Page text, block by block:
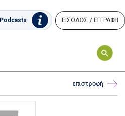
Podcasts ΕΙΣΟΔΟΣ / ΕΓΓΡΑΦΗ
επιστροφή